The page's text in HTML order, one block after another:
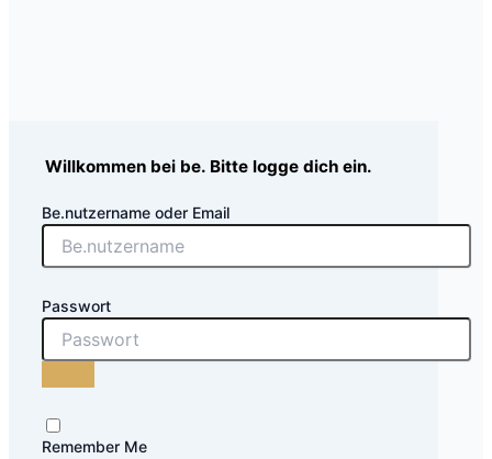
Willkommen bei be. Bitte logge dich ein.
Be.nutzername oder Email
Passwort
Remember Me